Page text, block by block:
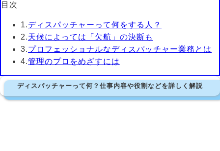
目次
1.ディスパッチャーって何をする人？
2.天候によっては「欠航」の決断も
3.プロフェッショナルなディスパッチャー業務とは
4.管理のプロをめざすには
ディスパッチャーって何？仕事内容や役割などを詳しく解説